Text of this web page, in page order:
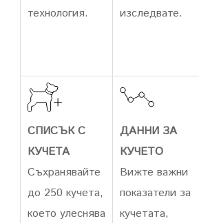
технология.
изследвате.
СПИСЪК С
КУЧЕТА
Съхранявайте
до 250 кучета,
което улеснява
ДАННИ ЗА
КУЧЕТО
Вижте важни
показатели за
кучетата,